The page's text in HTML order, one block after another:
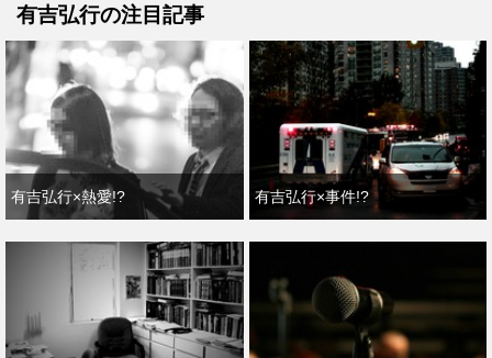
有吉弘行の注目記事
有吉弘行×熱愛!? 有吉弘行×事件!?